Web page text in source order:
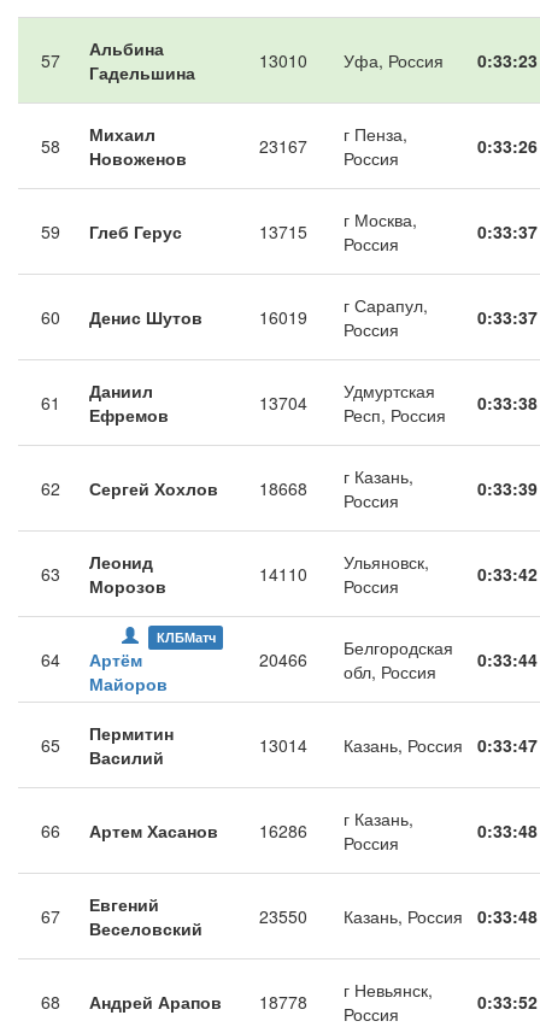
57
Альбина
Гадельшина
13010 Уфа, Россия 0:33:23
58
Михаил
Новоженов
23167
г Пенза,
Россия
0:33:26
59 Глеб Герус 13715
г Москва,
Россия
0:33:37
60 Денис Шутов 16019
г Сарапул,
Россия
0:33:37
61
Даниил
Ефремов
13704
Удмуртская
Респ, Россия
0:33:38
62 Сергей Хохлов 18668
г Казань,
Россия
0:33:39
63
Леонид
Морозов
14110
Ульяновск,
Россия
0:33:42
64
КЛБМатч
Артём
Майоров
20466
Белгородская
обл, Россия
0:33:44
65
Пермитин
Василий
13014 Казань, Россия 0:33:47
66 Артем Хасанов 16286
г Казань,
Россия
0:33:48
67
Евгений
Веселовский
23550 Казань, Россия 0:33:48
68 Андрей Арапов 18778
г Невьянск,
Россия
0:33:52